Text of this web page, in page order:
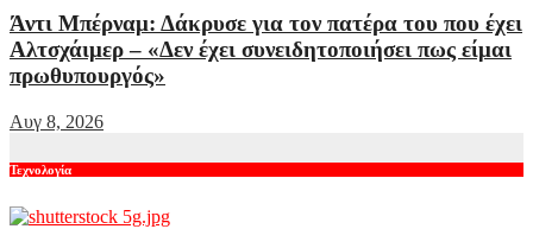
Άντι Μπέρναμ: Δάκρυσε για τον πατέρα του που έχει
Αλτσχάιμερ – «Δεν έχει συνειδητοποιήσει πως είμαι
πρωθυπουργός»
Αυγ 8, 2026
Τεχνολογία